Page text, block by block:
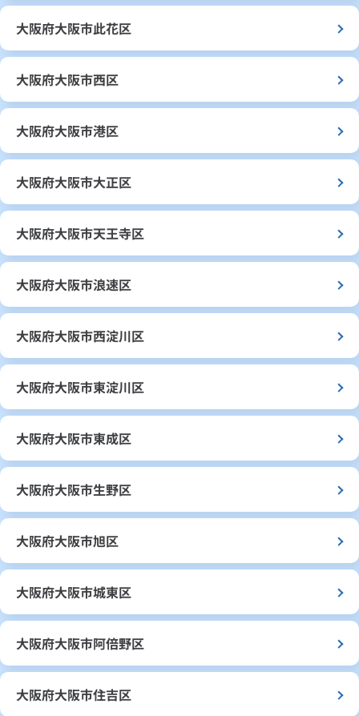
大阪府大阪市此花区
大阪府大阪市西区
大阪府大阪市港区
大阪府大阪市大正区
大阪府大阪市天王寺区
大阪府大阪市浪速区
大阪府大阪市西淀川区
大阪府大阪市東淀川区
大阪府大阪市東成区
大阪府大阪市生野区
大阪府大阪市旭区
大阪府大阪市城東区
大阪府大阪市阿倍野区
大阪府大阪市住吉区